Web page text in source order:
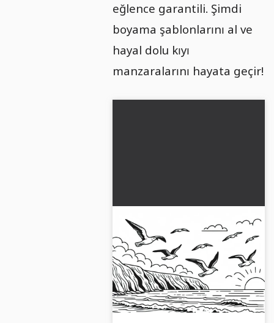
eğlence garantili. Şimdi
boyama şablonlarını al ve
hayal dolu kıyı
manzaralarını hayata geçir!
Kuşlar deniz üzerinde
kıyıda uçuyor - Ücretsiz
boyama şablonu
Kuvvetli bir kıyı manzarasını ve
martıları keşfetmek için ücretsiz
boyama şablonumuzu kullanın.
Şimdi boyama resmini indirin!...